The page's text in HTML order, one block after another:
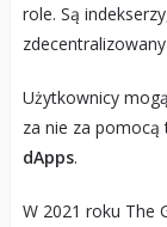
role. Są
Użytkownicy
za nie za
dApps.
W 2021 roku The